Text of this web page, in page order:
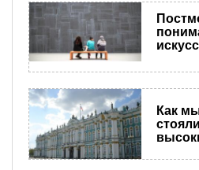
Как